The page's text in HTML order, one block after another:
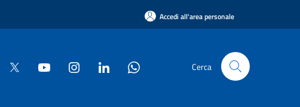
Accedi all'area personale
Cerca